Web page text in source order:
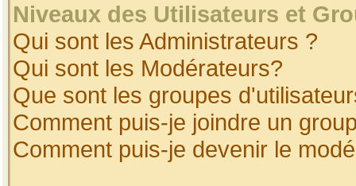
Niveaux des Utilisateurs et
Qui sont les Administrateurs ?
Qui sont les Modérateurs?
Que sont les groupes
Comment puis-je joindre un
Comment puis-je devenir le